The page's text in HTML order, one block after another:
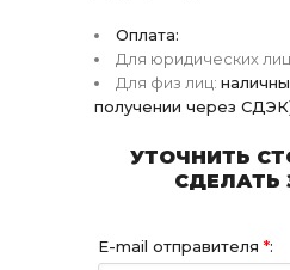
Оплата:
Для юридических
Для физ лиц:
получении через
УТОЧНИТЬ
СДЕЛАТЬ
E-mail отправителя *: